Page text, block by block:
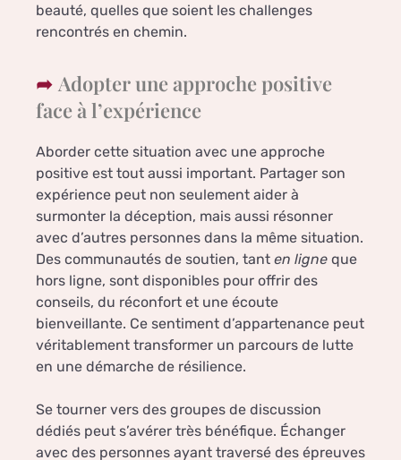
beauté, quelles que soient les challenges
rencontrés en chemin.
Adopter une approche positive
face à l’expérience
Aborder cette situation avec une approche
positive est tout aussi important. Partager son
expérience peut non seulement aider à
surmonter la déception, mais aussi résonner
avec d’autres personnes dans la même situation.
Des communautés de soutien, tant en ligne que
hors ligne, sont disponibles pour offrir des
conseils, du réconfort et une écoute
bienveillante. Ce sentiment d’appartenance peut
véritablement transformer un parcours de lutte
en une démarche de résilience.
Se tourner vers des groupes de discussion
dédiés peut s’avérer très bénéfique. Échanger
avec des personnes ayant traversé des épreuves